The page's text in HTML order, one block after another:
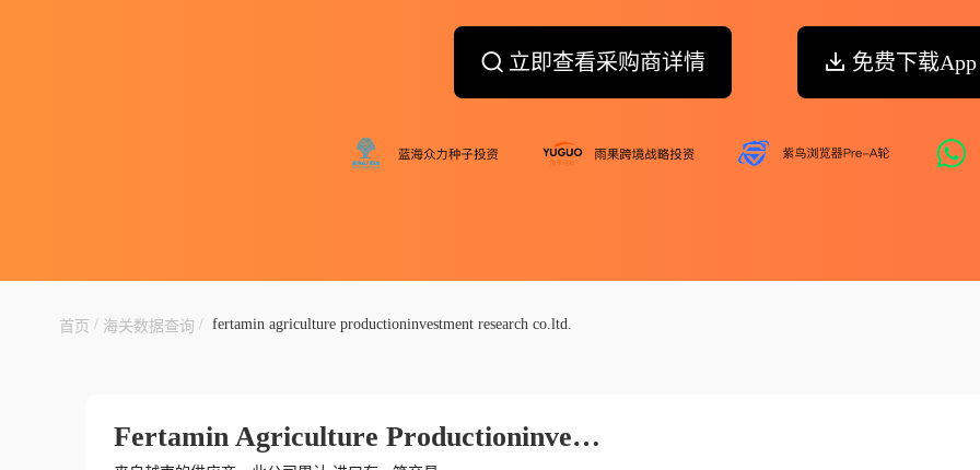
立即查看采购商详情 免费下载App
首页 / 海关数据查询 / fertamin agriculture productioninvestment research co.ltd.
Fertamin Agriculture Productioninvestment Research Co.ltd.